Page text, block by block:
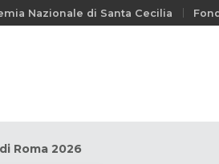
Nazionale di Santa Cecilia
Roma 2026